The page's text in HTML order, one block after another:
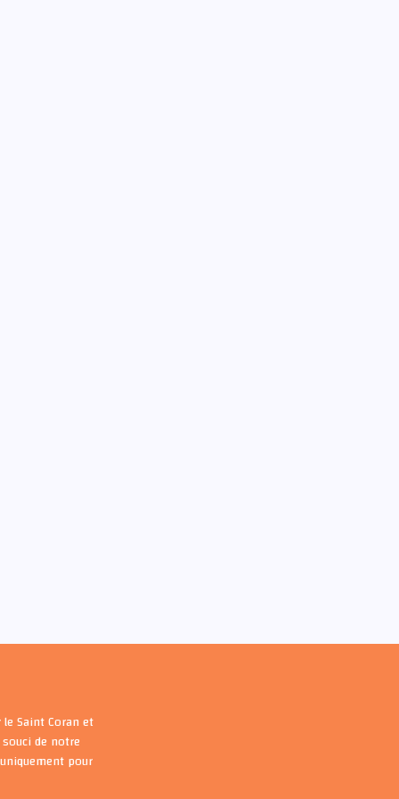
Saint Coran et
de notre
pour